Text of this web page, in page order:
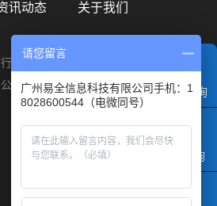
讯动态
行业资讯
公司动态
关于我们
联系我们
电话咨询
QQ咨询
请您留言
广州易全信息科技有限公司手机：1
8028600544（电微同号）